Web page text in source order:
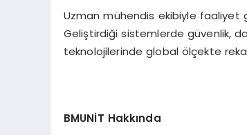
Uzman mühendis ekibiyle faaliyet
Geliştirdiği sistemlerde güvenlik,
teknolojilerinde global ölçekte
BMUNİT Hakkında